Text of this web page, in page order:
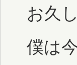
お久
僕は